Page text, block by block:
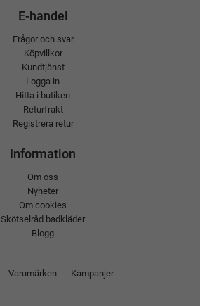
E-handel
Frågor och svar
Köpvillkor
Kundtjänst
Logga in
Hitta i butiken
Returfrakt
Registrera retur
Information
Om oss
Nyheter
Om cookies
Skötselråd badkläder
Blogg
Varumärken Kampanjer